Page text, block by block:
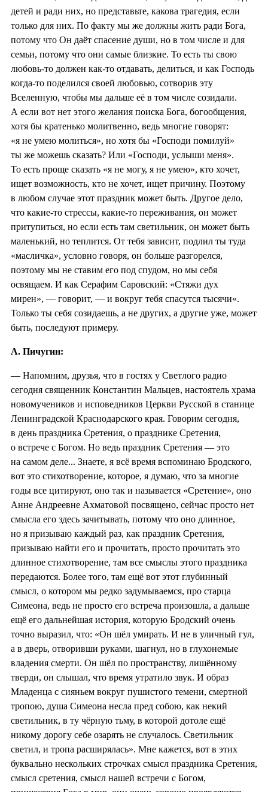
детей и ради них, но представьте, какова трагедия, если
только для них. По факту мы же должны жить ради Бога,
потому что Он даёт спасение души, но в том числе и для
семьи, потому что они самые близкие. То есть ты свою
любовь-то должен как-то отдавать, делиться, и как Господь
когда-то поделился своей любовью, сотворив эту
Вселенную, чтобы мы дальше её в том числе созидали.
А если вот нет этого желания поиска Бога, богообщения,
хотя бы кратенько молитвенно, ведь многие говорят:
«я не умею молиться», но хотя бы «Господи помилуй»
ты же можешь сказать? Или «Господи, услыши меня».
То есть проще сказать «я не могу, я не умею», кто хочет,
ищет возможность, кто не хочет, ищет причину. Поэтому
в любом случае этот праздник может быть. Другое дело,
что какие-то стрессы, какие-то переживания, он может
притупиться, но если есть там светильник, он может быть
маленький, но теплится. От тебя зависит, подлил ты туда
«масличка», условно говоря, он больше разгорелся,
поэтому мы не ставим его под спудом, но мы себя
освящаем. И как Серафим Саровский: «Стяжи дух
мирен», — говорит, — и вокруг тебя спасутся тысячи«.
Только ты себя созидаешь, а не других, а другие уже, может
быть, последуют примеру.
А. Пичугин:
— Напомним, друзья, что в гостях у Светлого радио
сегодня священник Константин Мальцев, настоятель храма
новомучеников и исповедников Церкви Русской в станице
Ленинградской Краснодарского края. Говорим сегодня,
в день праздника Сретения, о празднике Сретения,
о встрече с Богом. Но ведь праздник Сретения — это
на самом деле... Знаете, я всё время вспоминаю Бродского,
вот это стихотворение, которое, я думаю, что за многие
годы все цитируют, оно так и называется «Сретение», оно
Анне Андреевне Ахматовой посвящено, сейчас просто нет
смысла его здесь зачитывать, потому что оно длинное,
но я призываю каждый раз, как праздник Сретения,
призываю найти его и прочитать, просто прочитать это
длинное стихотворение, там все смыслы этого праздника
передаются. Более того, там ещё вот этот глубинный
смысл, о котором мы редко задумываемся, про старца
Симеона, ведь не просто его встреча произошла, а дальше
ещё его дальнейшая история, которую Бродский очень
точно выразил, что: «Он шёл умирать. И не в уличный гул,
а в дверь, отворивши руками, шагнул, но в глухонемые
владения смерти. Он шёл по пространству, лишённому
тверди, он слышал, что время утратило звук. И образ
Младенца с сияньем вокруг пушистого темени, смертной
тропою, душа Симеона несла пред собою, как некий
светильник, в ту чёрную тьму, в которой дотоле ещё
никому дорогу себе озарять не случалось. Светильник
светил, и тропа расширялась». Мне кажется, вот в этих
буквально нескольких строчках смысл праздника Сретения,
смысл сретения, смысл нашей встречи с Богом,